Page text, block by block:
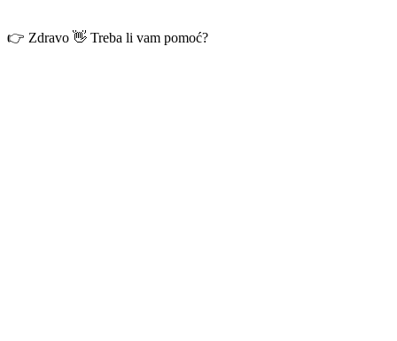
👉 Zdravo 👋 Treba li vam pomoć?